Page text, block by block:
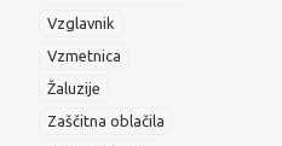
Vzglavnik
Vzmetnica
Žaluzije
Zaščitna oblačila